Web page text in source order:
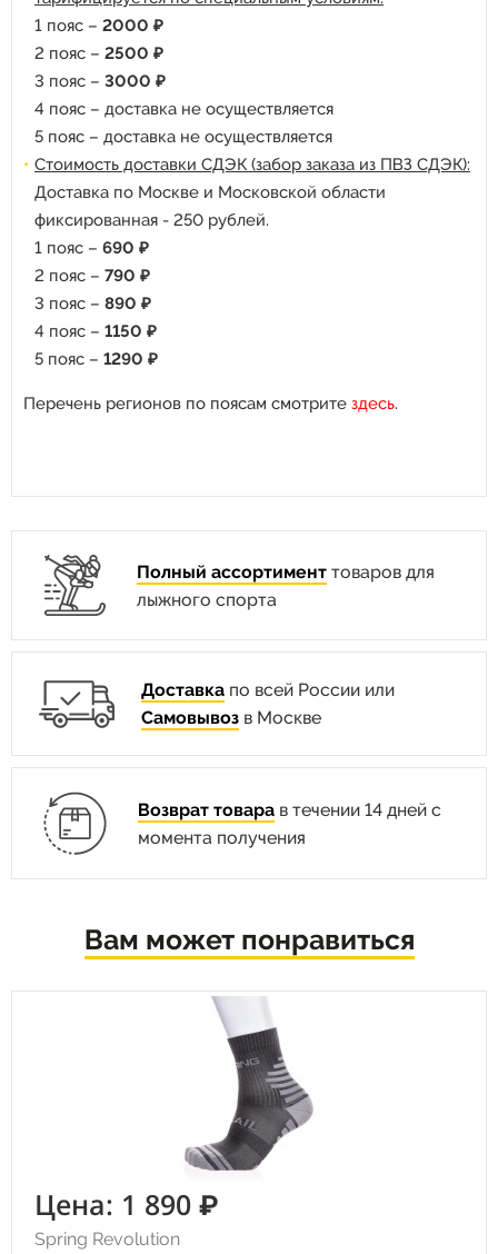
1 пояс – 2000 ₽
2 пояс – 2500 ₽
3 пояс – 3000 ₽
4 пояс – доставка не осуществляется
5 пояс – доставка не осуществляется
Стоимость доставки СДЭК (забор заказа из ПВЗ СДЭК):
Доставка по Москве и Московской области
фиксированная - 250 рублей.
1 пояс – 690 ₽
2 пояс – 790 ₽
3 пояс – 890 ₽
4 пояс – 1150 ₽
5 пояс – 1290 ₽
Перечень регионов по поясам смотрите здесь.
Полный ассортимент товаров для
лыжного спорта
Доставка по всей России или
Самовывоз в Москве
Возврат товарав течении 14 дней с
момента получения
Вам может понравиться
Цена: 1 890 ₽
Spring Revolution